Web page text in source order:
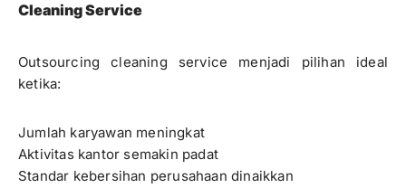
Cleaning Service
Outsourcing cleaning service menjadi pilihan ideal
ketika:
Jumlah karyawan meningkat
Aktivitas kantor semakin padat
Standar kebersihan perusahaan dinaikkan